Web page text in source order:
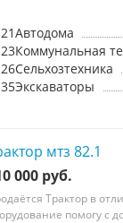
21Автодома
Коммунальная
26Сельхозтехника
35Экскаваторы
мтз 82.1
000 руб.
Трактор в
помогу с